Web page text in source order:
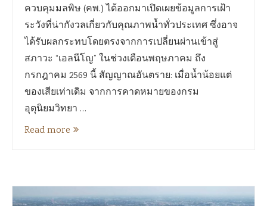
ควบคุมมลพิษ (คพ.) ได้ออกมาเปิดเผยข้อมูลการเฝ้า
ระวังที่น่ากังวลเกี่ยวกับคุณภาพน้ำทั่วประเทศ ซึ่งอาจ
ได้รับผลกระทบโดยตรงจากการเปลี่ยนผ่านเข้าสู่
สภาวะ “เอลนีโญ” ในช่วงเดือนพฤษภาคม ถึง
กรกฎาคม 2569 นี้ สัญญาณอันตราย: เมื่อน้ำน้อยแต่
ของเสียเท่าเดิม จากการคาดหมายของกรม
อุตุนิยมวิทยา …
Read more